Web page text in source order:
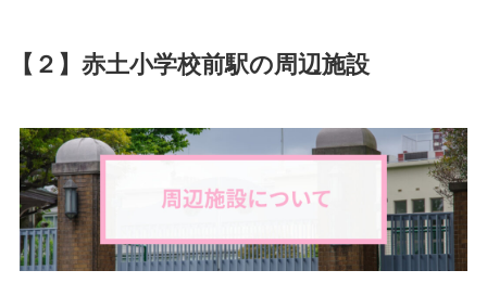
【２】赤土小学校前駅の周辺施設